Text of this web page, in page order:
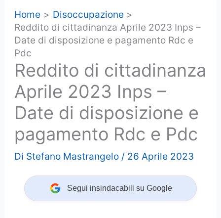
Home
Disoccupazione
Reddito di cittadinanza Aprile 2023 Inps –
Date di disposizione e pagamento Rdc e
Pdc
Reddito di cittadinanza
Aprile 2023 Inps –
Date di disposizione e
pagamento Rdc e Pdc
Di Stefano Mastrangelo / 26 Aprile 2023
Segui insindacabili su Google